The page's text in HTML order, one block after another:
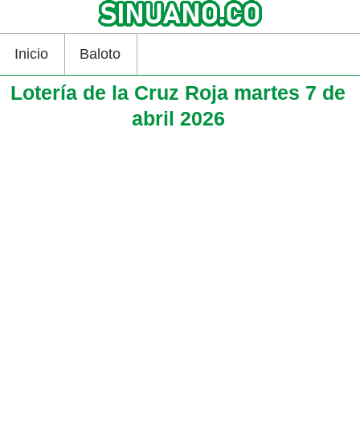
Inicio Baloto
Lotería de la Cruz Roja martes 7 de
abril 2026